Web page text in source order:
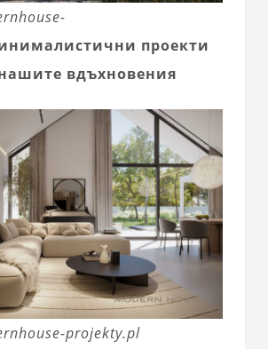
проекти
вдъхновения
projekty.pl